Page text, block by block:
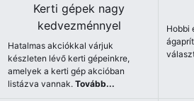
Kerti gépek nagy
kedvezménnyel
Hatalmas akciókkal várjuk
készleten lévő kerti gépeinkre,
amelyek a kerti gép akcióban
listázva vannak.Tovább...
Hobbi